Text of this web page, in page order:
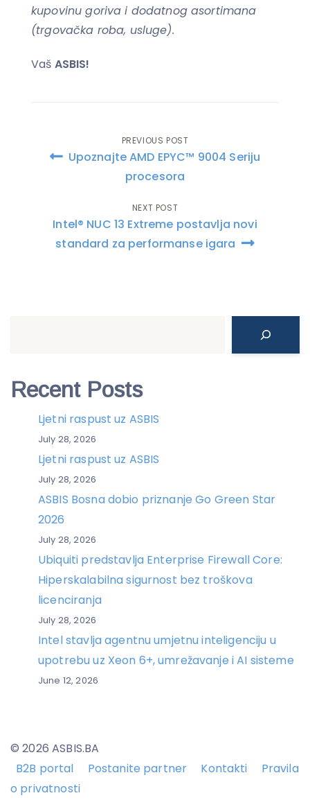
kupovinu goriva i dodatnog asortimana
(trgovačka roba, usluge).
Vaš ASBIS!
Post
navigation
PREVIOUS POST
Upoznajte AMD EPYC™ 9004 Seriju
procesora
NEXT POST
Intel® NUC 13 Extreme postavlja novi
standard za performanse igara
Recent Posts
Ljetni raspust uz ASBIS
July 28, 2026
Ljetni raspust uz ASBIS
July 28, 2026
ASBIS Bosna dobio priznanje Go Green Star
2026
July 28, 2026
Ubiquiti predstavlja Enterprise Firewall Core:
Hiperskalabilna sigurnost bez troškova
licenciranja
July 28, 2026
Intel stavlja agentnu umjetnu inteligenciju u
upotrebu uz Xeon 6+, umrežavanje i AI sisteme
June 12, 2026
© 2026 ASBIS.BA
B2B portal
Postanite partner Kontakti
Pravila
o privatnosti